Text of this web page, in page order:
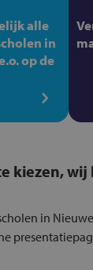
alle
in
op de
kiezen,
in